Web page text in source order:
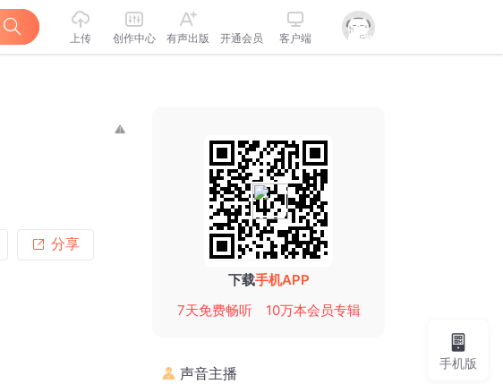
上传 创作中心 有声出版 开通会员 客户端
分享
下载手机APP
7天免费畅听
10万本会员专辑
声音主播
手机版